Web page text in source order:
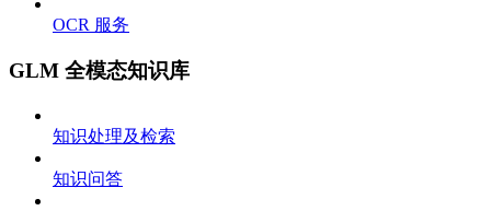
OCR 服务
GLM 全模态知识库
知识处理及检索
知识问答